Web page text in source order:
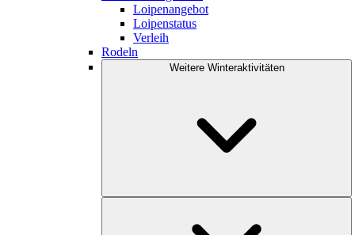
Loipenangebot
Loipenstatus
Verleih
Rodeln
Weitere Winteraktivitäten